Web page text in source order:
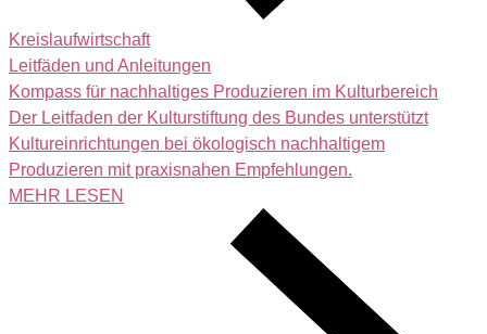
Kreislaufwirtschaft
Leitfäden und Anleitungen
Kompass für nachhaltiges Produzieren im Kulturbereich
Der Leitfaden der Kulturstiftung des Bundes unterstützt
Kultureinrichtungen bei ökologisch nachhaltigem
Produzieren mit praxisnahen Empfehlungen.
MEHR LESEN